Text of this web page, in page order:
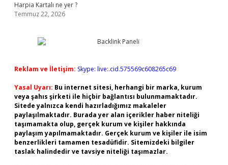
Harpia Kartalı ne yer ?
Temmuz 22, 2026
Reklam ve İletişim: Skype: live:.cid.575569c608265c69
Yasal Uyarı: Bu internet sitesi, herhangi bir marka, kurum
veya şahıs şirketi ile hiçbir bağlantısı bulunmamaktadır.
Sitede yalnızca kendi hazırladığımız makaleler
paylaşılmaktadır. Burada yer alan içerikler haber niteliği
taşımamakta olup, gerçek kurum ve kişiler hakkında
paylaşım yapılmamaktadır. Gerçek kurum ve kişiler ile isim
benzerlikleri tamamen tesadüfidir. Sitemizdeki bilgiler
taslak halindedir ve tavsiye niteliği taşımazlar.